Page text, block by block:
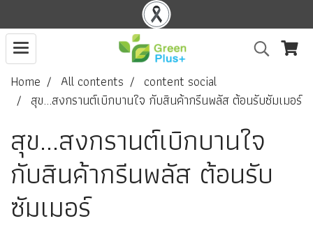
Home All contents
content social
สุข...สงกรานต์เบิกบานใจ กับสินค้ากรีนพลัส ต้อนรับซัมเมอร์
สุข...สงกรานต์เบิกบานใจ
กับสินค้ากรีนพลัส ต้อนรับ
ซัมเมอร์